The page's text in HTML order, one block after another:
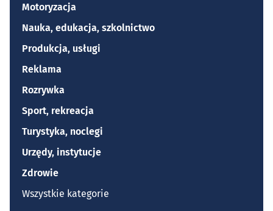
Motoryzacja
Nauka, edukacja, szkolnictwo
Produkcja, usługi
Reklama
Rozrywka
Sport, rekreacja
Turystyka, noclegi
Urzędy, instytucje
Zdrowie
Wszystkie kategorie